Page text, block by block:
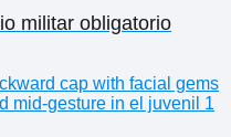
militar obligatorio